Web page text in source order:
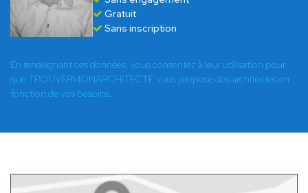
Gratuit
Sans inscription
En renseignant ces données, vous consentez à leur utilisation pour
que TROUVERMONARCHITECTE vous propose des architectes en
fonction de vos besoins.